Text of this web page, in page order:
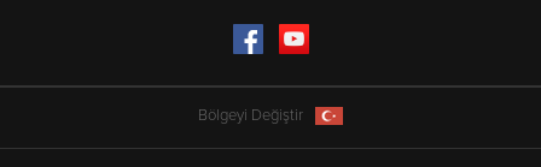
FacebookYouTube
Bölgeyi Değiştir